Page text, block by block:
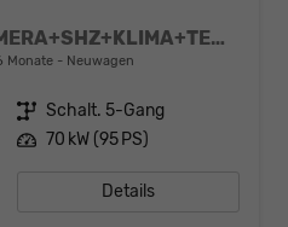
Classic Selection KAMERA+SHZ+KLIMA+TEMPOMAT+LED+16" LM
Monate Neuwagen
Getriebe Schalt. 5-Gang
Leistung 70 kW (95 PS)
Details